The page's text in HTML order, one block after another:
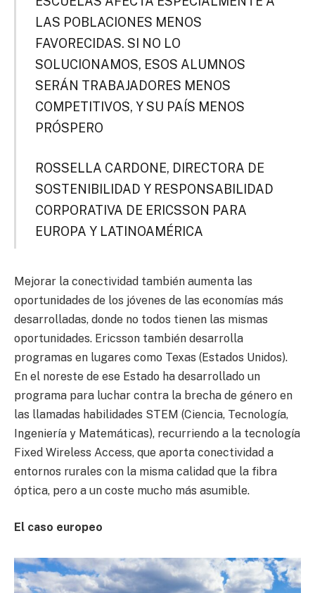
LAS POBLACIONES MENOS
FAVORECIDAS. SI NO LO
SOLUCIONAMOS, ESOS ALUMNOS
SERÁN TRABAJADORES MENOS
COMPETITIVOS, Y SU PAÍS MENOS
PRÓSPERO
ROSSELLA CARDONE, DIRECTORA DE
SOSTENIBILIDAD Y RESPONSABILIDAD
CORPORATIVA DE ERICSSON PARA
EUROPA Y LATINOAMÉRICA
Mejorar la conectividad también aumenta las
oportunidades de los jóvenes de las economías más
desarrolladas, donde no todos tienen las mismas
oportunidades. Ericsson también desarrolla
programas en lugares como Texas (Estados Unidos).
En el noreste de ese Estado ha desarrollado un
programa para luchar contra la brecha de género en
las llamadas habilidades STEM (Ciencia, Tecnología,
Ingeniería y Matemáticas), recurriendo a la tecnología
Fixed Wireless Access, que aporta conectividad a
entornos rurales con la misma calidad que la fibra
óptica, pero a un coste mucho más asumible.
El caso europeo